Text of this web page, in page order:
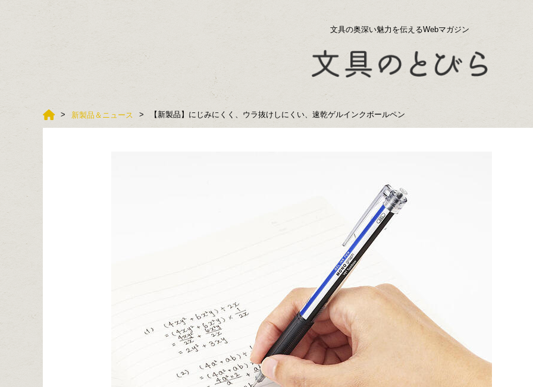
文具の奥深い魅力を伝えるWebマガジン
新製品＆ニュース 【新製品】にじみにくく、ウラ抜けしにくい、速乾ゲルインクボールペン